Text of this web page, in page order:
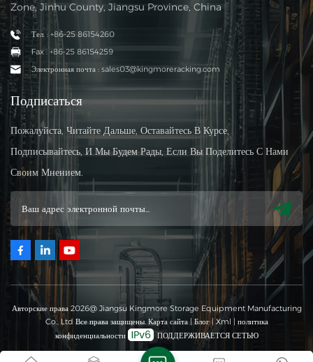
Zone, Jinhu County, Jiangsu Province, China
Тел. : +86-25 86154260
Fax : +86-25 86154259
Электронная почта : sales03@kingmoreracking.com
Подписаться
Пожалуйста, Читайте Дальше, Оставайтесь В Курсе,
Подписывайтесь, И Мы Будем Рады, Если Вы Поделитесь С Нами
Своим Мнением.
Авторские права 2026@ Jiangsu Kingmore Storage Equipment Manufacturing
Co., Ltd Все права защищены. Карта сайта | Блог| Xml | политика
конфиденциальности
ПОДДЕРЖИВАЕТСЯ СЕТЬЮ